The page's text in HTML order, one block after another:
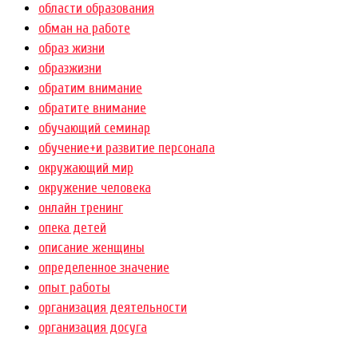
области образования
обман на работе
образ жизни
образжизни
обратим внимание
обратите внимание
обучающий семинар
обучение+и развитие персонала
окружающий мир
окружение человека
онлайн тренинг
опека детей
описание женщины
определенное значение
опыт работы
организация деятельности
организация досуга